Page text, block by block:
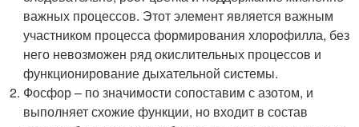
важных процессов. Этот элемент является важным
участником процесса формирования хлорофилла, без
него невозможен ряд окислительных процессов и
функционирование дыхательной системы.
Фосфор – по значимости сопоставим с азотом, и
выполняет схожие функции, но входит в состав